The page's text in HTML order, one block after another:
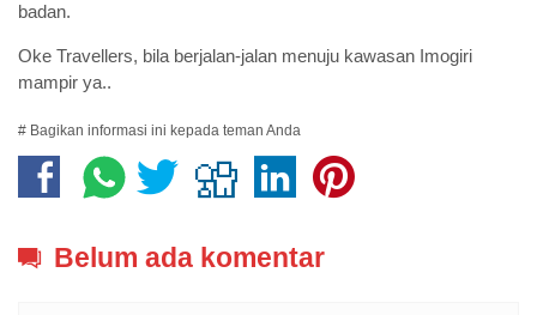
badan.
Oke Travellers, bila berjalan-jalan menuju kawasan Imogiri
mampir ya..
# Bagikan informasi ini kepada teman Anda
Belum ada komentar